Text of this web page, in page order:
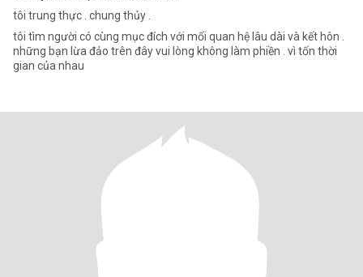
tôi trung thực . chung thủy .
tôi tìm người có cùng mục đích với mối quan hệ lâu dài và kết hôn .
những bạn lừa đảo trên đây vui lòng không làm phiền . vì tốn thời
gian của nhau